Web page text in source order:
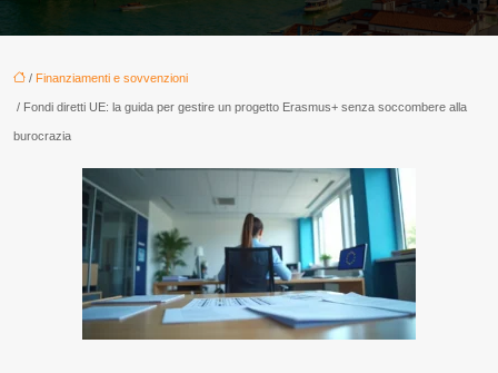
/ Finanziamenti e sovvenzioni
/ Fondi diretti UE: la guida per gestire un progetto Erasmus+ senza soccombere alla
burocrazia